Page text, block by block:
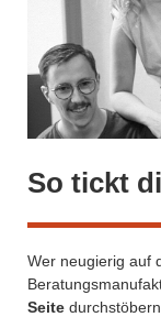
So tickt
Wer neugierig auf
Seite